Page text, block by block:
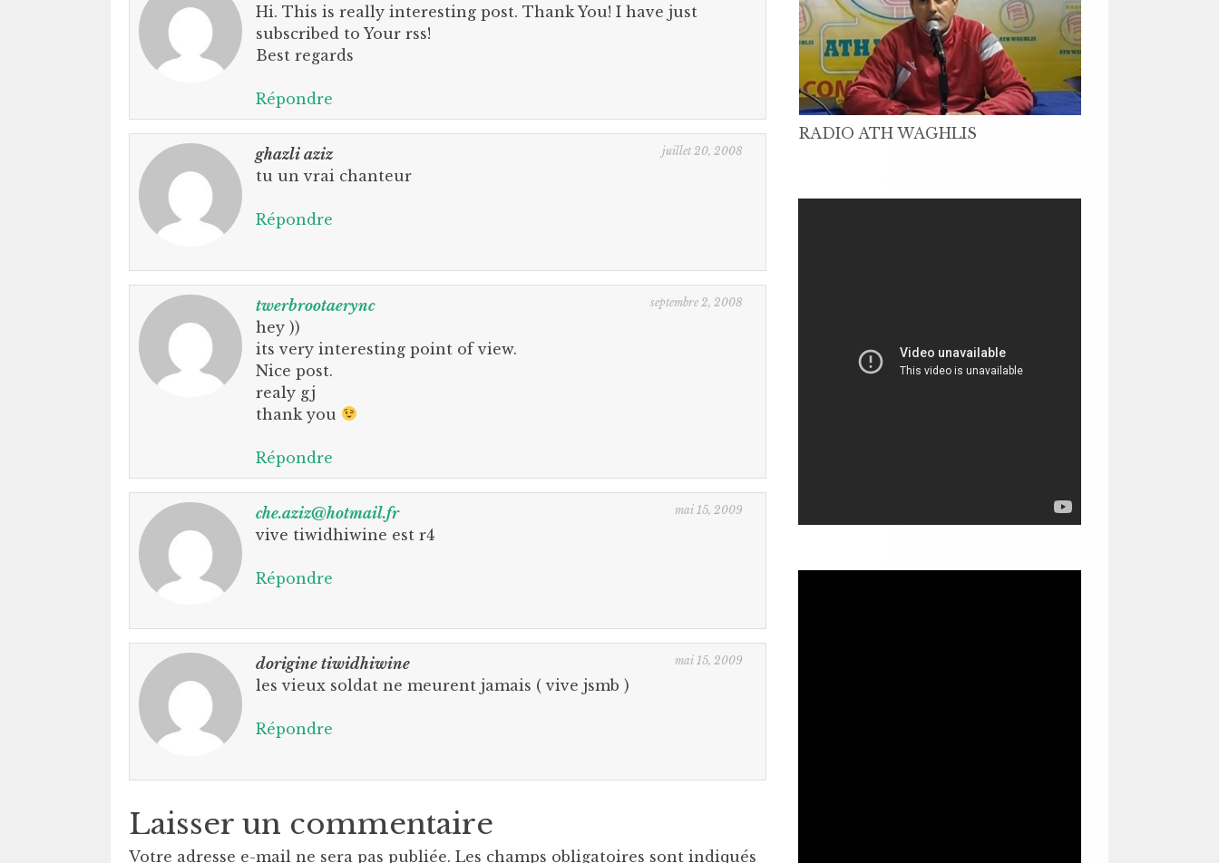
Hi. This is really interesting post. Thank You! I have just
subscribed to Your rss!
Best regards
Répondre
ghazli aziz juillet 20, 2008
tu un vrai chanteur
Répondre
twerbrootaerync septembre 2, 2008
hey ))
its very interesting point of view.
Nice post.
realy gj
thank you
Répondre
che.aziz@hotmail.fr mai 15, 2009
vive tiwidhiwine est r4
Répondre
dorigine tiwidhiwine mai 15, 2009
les vieux soldat ne meurent jamais ( vive jsmb )
Répondre
Laisser un commentaire
Votre adresse e-mail ne sera pas publiée. Les champs obligatoires sont indiqués
RADIO ATH WAGHLIS